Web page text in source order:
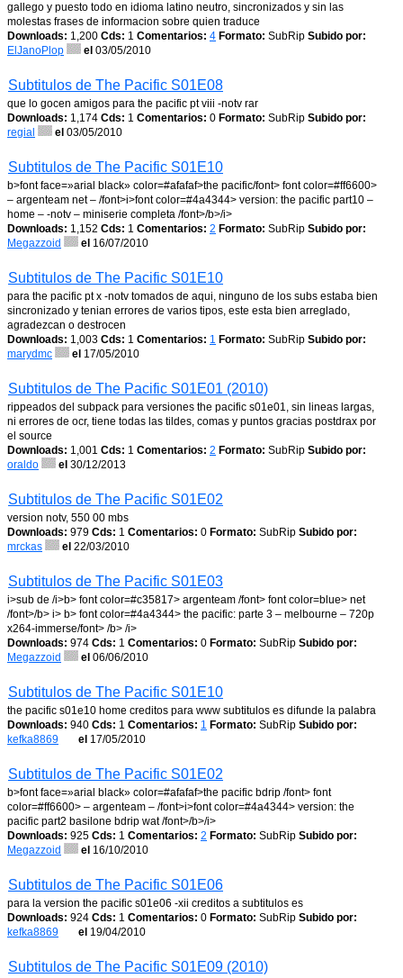
gallego y puesto todo en idioma latino neutro, sincronizados y sin las
molestas frases de informacion sobre quien traduce
Downloads: 1,200 Cds: 1 Comentarios: 4 Formato: SubRip Subido por:
ElJanoPlop
el 03/05/2010
Subtitulos de The Pacific S01E08
que lo gocen amigos para the pacific pt viii -notv rar
Downloads: 1,174 Cds: 1 Comentarios: 0 Formato: SubRip Subido por:
regial
el 03/05/2010
Subtitulos de The Pacific S01E10
b>font face=»arial black» color=#afafaf>the pacific/font> font color=#ff6600>
– argenteam net – /font>i>font color=#4a4344> version: the pacific part10 –
home – -notv – miniserie completa /font>/b>/i>
Downloads: 1,152 Cds: 1 Comentarios: 2 Formato: SubRip Subido por:
Megazzoid
el 16/07/2010
Subtitulos de The Pacific S01E10
para the pacific pt x -notv tomados de aqui, ninguno de los subs estaba bien
sincronizado y tenian errores de varios tipos, este esta bien arreglado,
agradezcan o destrocen
Downloads: 1,003 Cds: 1 Comentarios: 1 Formato: SubRip Subido por:
marydmc
el 17/05/2010
Subtitulos de The Pacific S01E01 (2010)
rippeados del subpack para versiones the pacific s01e01, sin lineas largas,
ni errores de ocr, tiene todas las tildes, comas y puntos gracias postdrax por
el source
Downloads: 1,001 Cds: 1 Comentarios: 2 Formato: SubRip Subido por:
oraldo
el 30/12/2013
Subtitulos de The Pacific S01E02
version notv, 550 00 mbs
Downloads: 979 Cds: 1 Comentarios: 0 Formato: SubRip Subido por:
mrckas
el 22/03/2010
Subtitulos de The Pacific S01E03
i>sub de /i>b> font color=#c35817> argenteam /font> font color=blue> net
/font>/b> i> b> font color=#4a4344> the pacific: parte 3 – melbourne – 720p
x264-immerse/font> /b> /i>
Downloads: 974 Cds: 1 Comentarios: 0 Formato: SubRip Subido por:
Megazzoid
el 06/06/2010
Subtitulos de The Pacific S01E10
the pacific s01e10 home creditos para www subtitulos es difunde la palabra
Downloads: 940 Cds: 1 Comentarios: 1 Formato: SubRip Subido por:
kefka8869
el 17/05/2010
Subtitulos de The Pacific S01E02
b>font face=»arial black» color=#afafaf>the pacific bdrip /font> font
color=#ff6600> – argenteam – /font>i>font color=#4a4344> version: the
pacific part2 basilone bdrip wat /font>/b>/i>
Downloads: 925 Cds: 1 Comentarios: 2 Formato: SubRip Subido por:
Megazzoid
el 16/10/2010
Subtitulos de The Pacific S01E06
para la version the pacific s01e06 -xii creditos a subtitulos es
Downloads: 924 Cds: 1 Comentarios: 0 Formato: SubRip Subido por:
kefka8869
el 19/04/2010
Subtitulos de The Pacific S01E09 (2010)